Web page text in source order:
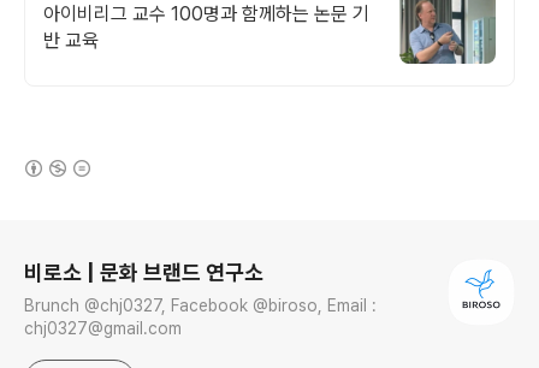
아이비리그 교수 100명과 함께하는 논문 기
반 교육
비로소 | 문화 브랜드 연구소
Brunch @chj0327, Facebook @biroso, Email :
chj0327@gmail.com